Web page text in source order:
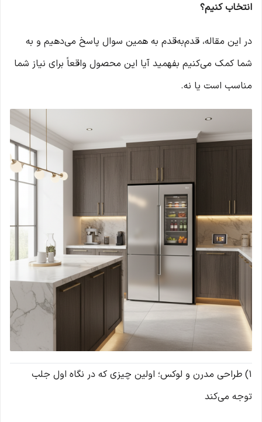
انتخاب کنیم؟
در این مقاله، قدم‌به‌قدم به همین سوال پاسخ می‌دهیم و به
شما کمک می‌کنیم بفهمید آیا این محصول واقعاً برای نیاز شما
مناسب است یا نه.
1) طراحی مدرن و لوکس؛ اولین چیزی که در نگاه اول جلب
توجه می‌کند